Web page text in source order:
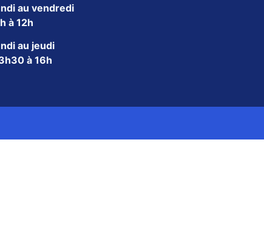
au vendredi
à 12h
au jeudi
à 16h